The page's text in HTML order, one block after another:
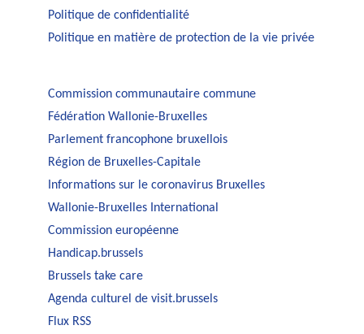
Politique de confidentialité
Politique en matière de protection de la vie privée
Commission communautaire commune
Fédération Wallonie-Bruxelles
Parlement francophone bruxellois
Région de Bruxelles-Capitale
Informations sur le coronavirus Bruxelles
Wallonie-Bruxelles International
Commission européenne
Handicap.brussels
Brussels take care
Agenda culturel de visit.brussels
Flux RSS